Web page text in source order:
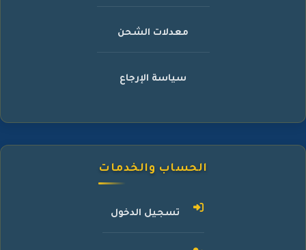
معدلات الشحن
سياسة الإرجاع
الحساب والخدمات
تسجيل الدخول